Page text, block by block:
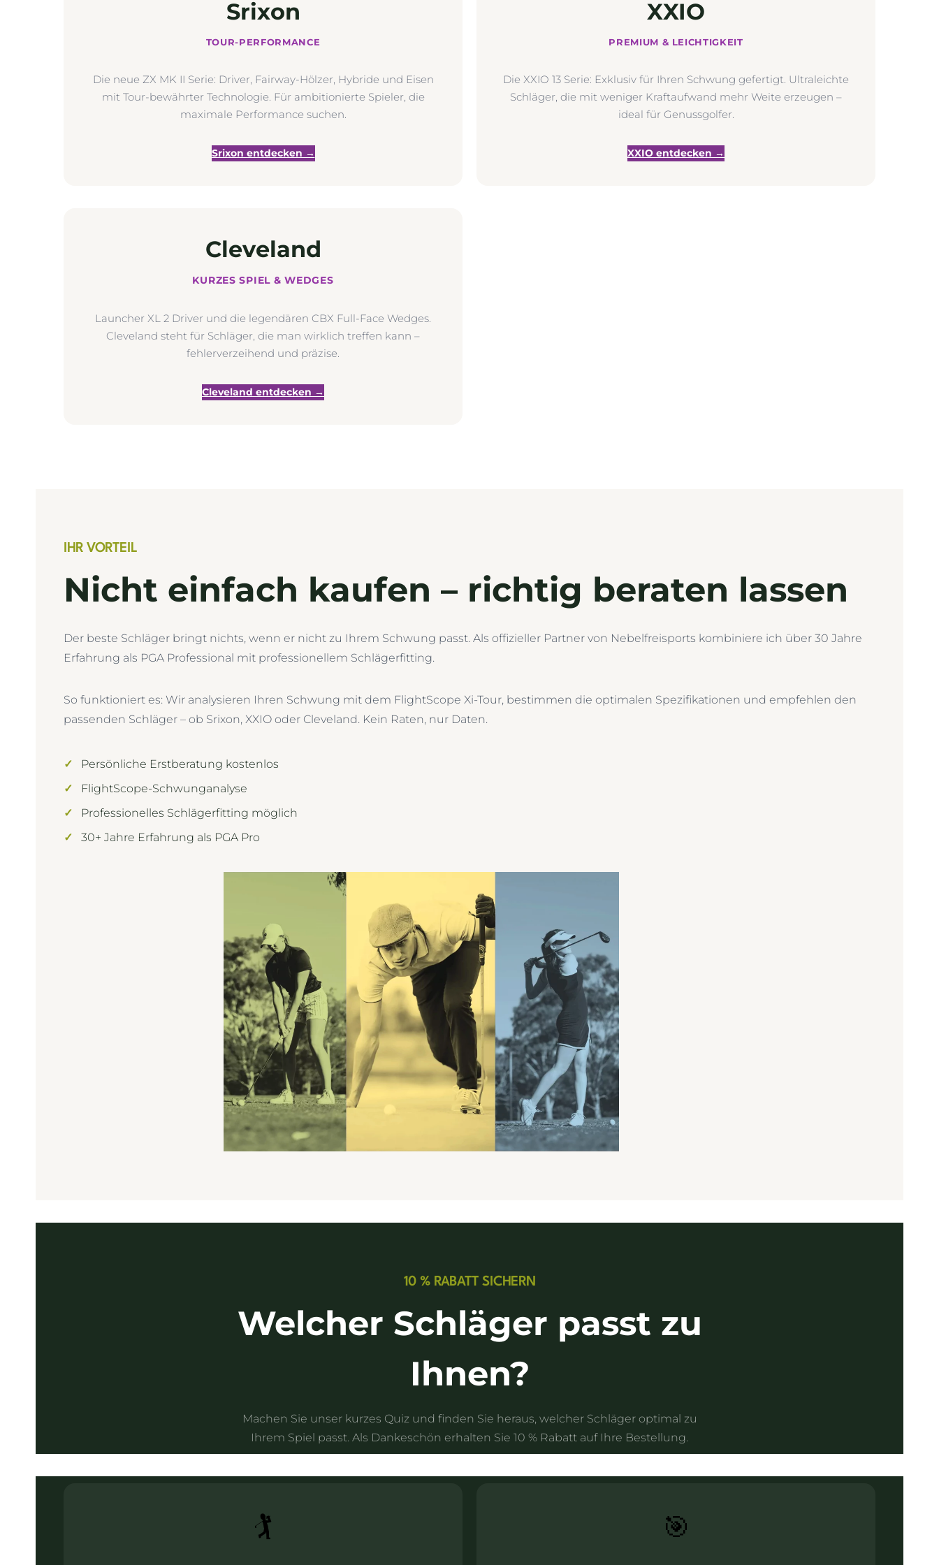
Srixon
TOUR-PERFORMANCE
Die neue ZX MK II Serie: Driver, Fairway-Hölzer, Hybride und Eisen
mit Tour-bewährter Technologie. Für ambitionierte Spieler, die
maximale Performance suchen.
Srixon entdecken →
XXIO
PREMIUM & LEICHTIGKEIT
Die XXIO 13 Serie: Exklusiv für Ihren Schwung gefertigt. Ultraleichte
Schläger, die mit weniger Kraftaufwand mehr Weite erzeugen –
ideal für Genussgolfer.
XXIO entdecken →
Cleveland
KURZES SPIEL & WEDGES
Launcher XL 2 Driver und die legendären CBX Full-Face Wedges.
Cleveland steht für Schläger, die man wirklich treffen kann –
fehlerverzeihend und präzise.
Cleveland entdecken →
IHR VORTEIL
Nicht einfach kaufen – richtig beraten lassen
Der beste Schläger bringt nichts, wenn er nicht zu Ihrem Schwung passt. Als offizieller Partner von Nebelfreisports kombiniere ich über 30 Jahre
Erfahrung als PGA Professional mit professionellem Schlägerfitting.
So funktioniert es: Wir analysieren Ihren Schwung mit dem FlightScope Xi-Tour, bestimmen die optimalen Spezifikationen und empfehlen den
passenden Schläger – ob Srixon, XXIO oder Cleveland. Kein Raten, nur Daten.
✓ Persönliche Erstberatung kostenlos
✓ FlightScope-Schwunganalyse
✓ Professionelles Schlägerfitting möglich
✓ 30+ Jahre Erfahrung als PGA Pro
10 % RABATT SICHERN
Welcher Schläger passt zu
Ihnen?
Machen Sie unser kurzes Quiz und finden Sie heraus, welcher Schläger optimal zu
Ihrem Spiel passt. Als Dankeschön erhalten Sie 10 % Rabatt auf Ihre Bestellung.
🏌️ 🎯